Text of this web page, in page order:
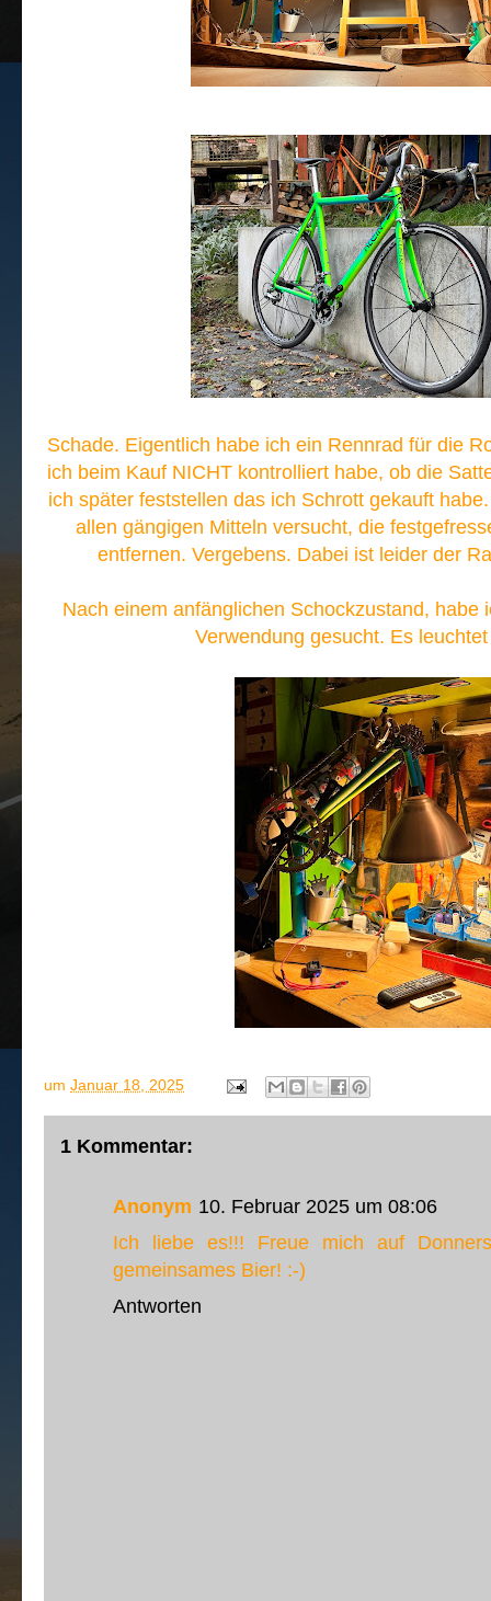
Schade. Eigentlich habe ich ein Rennrad für die
ich beim Kauf NICHT kontrolliert habe, ob die
ich später feststellen das ich Schrott gekauft
allen gängigen Mitteln versucht, die
entfernen. Vergebens. Dabei ist leider der
Nach einem anfänglichen Schockzustand, habe
Verwendung gesucht. Es
um Januar 18, 2025
1 Kommentar:
Anonym 10. Februar 2025 um 08:06
Ich liebe es!!! Freue mich auf
gemeinsames Bier! :-)
Antworten